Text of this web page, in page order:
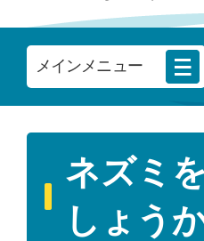
メインメニュー
ネズミ
しょうか